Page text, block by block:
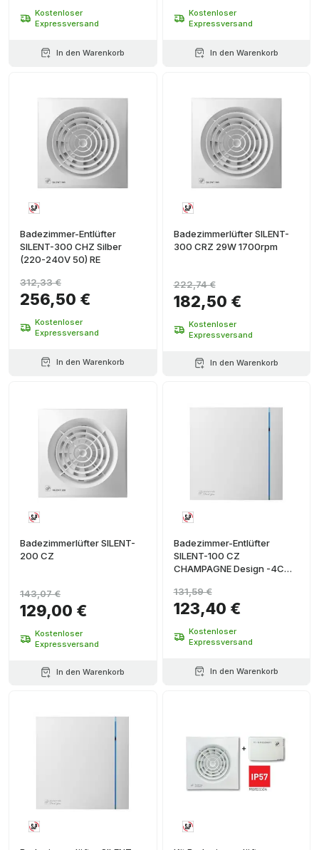
Kostenloser
Expressversand
In den Warenkorb
Kostenloser
Expressversand
In den Warenkorb
Badezimmer-Entlüfter
SILENT-300 CHZ Silber
(220-240V 50) RE
256,50 €
312,33 €
Kostenloser
Expressversand
In den Warenkorb
Badezimmerlüfter SILENT-
300 CRZ 29W 1700rpm
182,50 €
222,74 €
Kostenloser
Expressversand
In den Warenkorb
Badezimmerlüfter SILENT-
200 CZ
129,00 €
143,07 €
Kostenloser
Expressversand
In den Warenkorb
Badezimmer-Entlüfter
SILENT-100 CZ
CHAMPAGNE Design -4C
123,40 €
131,59 €
Kostenloser
Expressversand
In den Warenkorb